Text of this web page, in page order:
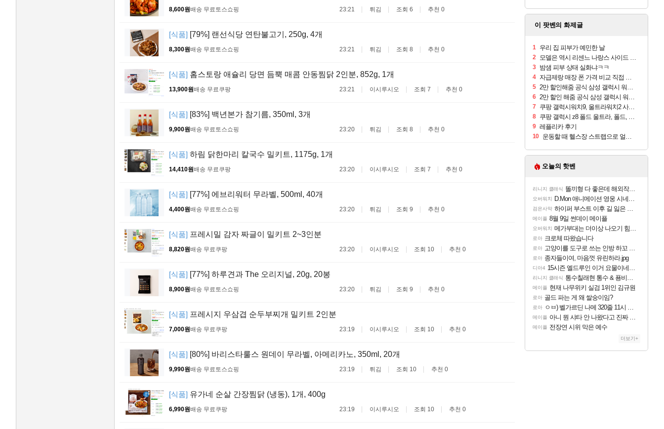
8,600원배송 무료토스쇼핑 23:21 튀김 조회 6 추천 0
[식품] [79%] 랜선식당 연탄불고기, 250g, 4개
8,300원배송 무료토스쇼핑 23:21 튀김 조회 8 추천 0
[식품] 홈스토랑 애슐리 당면 듬뿍 매콤 안동찜닭 2인분, 852g, 1개
13,900원배송 무료쿠팡 23:21 이시루시오 조회 7 추천 0
[식품] [83%] 백년본가 참기름, 350ml, 3개
9,900원배송 무료토스쇼핑 23:20 튀김 조회 8 추천 0
[식품] 하림 닭한마리 칼국수 밀키트, 1175g, 1개
14,410원배송 무료쿠팡 23:20 이시루시오 조회 7 추천 0
[식품] [77%] 에브리워터 무라벨, 500ml, 40개
4,400원배송 무료토스쇼핑 23:20 튀김 조회 9 추천 0
[식품] 프레시밀 감자 짜글이 밀키트 2~3인분
8,820원배송 무료쿠팡 23:20 이시루시오 조회 10 추천 0
[식품] [77%] 하루견과 The 오리지널, 20g, 20봉
8,900원배송 무료토스쇼핑 23:20 튀김 조회 9 추천 0
[식품] 프레시지 우삼겹 순두부찌개 밀키트 2인분
7,000원배송 무료쿠팡 23:19 이시루시오 조회 10 추천 0
[식품] [80%] 바리스타룰스 원데이 무라벨, 아메리카노, 350ml, 20개
9,990원배송 무료토스쇼핑 23:19 튀김 조회 10 추천 0
[식품] 유가네 순살 간장찜닭 (냉동), 1개, 400g
6,990원배송 무료쿠팡 23:19 이시루시오 조회 10 추천 0
이 팟벤의 화제글
1 우리 집 피부가 예민한 날
2 모델은 역시 리센느 나랑스 사이드 1.25L 1박스
3 밤샘 피부 상태 실화냐ㅋㅋ
4 자급제랑 매장 폰 가격 비교 직접 안가도 되네요
5 2만 할인해줌 공식 삼성 갤럭시 워치9 크림, 40mm, 블루투스
6 2만 할인 해줌 공식 삼성 갤럭시 워치9 실버, 44mm, 블루투스
7 쿠팡 갤럭시워치9, 울트라워치2 사전구매 혜택 받아보세요
8 쿠팡 갤럭시 z8 폴드 울트라, 폴드, 플립 사전예약
9 레플리카 후기
10 운동할 때 헬스장 스트랩으로 얼굴 만졌다가 볼 뒤집어짐
오늘의 핫벤
리니지 클래식 똘끼형 다 좋은데 해외작업장 도와주는 짓은 좀 아니지않냐?
오버워치 D.Mon 애니메이션 영웅 시네마틱
검은사막 하이퍼 부스트 이후 길 잃은 뉴비분들!
메이플 8월 9일 썬데이 메이플
오버워치 메가부대는 더이상 나오기 힘들것 같다는 생각임
로아 크로체 따왔습니다
로아 고양이를 도구로 쓰는 인방 하꼬 스트리머 박제합니다.
로아 종자들이여, 마음껏 유린하라.jpg
디아4 15시즌 엘드루인 이거 요물이네요ㅋㅋㅋㅋㅋㅋ
리니지 클래식 통수칠래현 통수 & 푱비서 제 3의 물결
메이플 현재 나무위키 실검 1위인 김규원
로아 골드 파는 게 왜 쌀숭이임?
로아 ㅇㅂ) 벨가르딘 나메 320줄 11시 유기 택틱 소개
메이플 아니 뭔 샤타 안 나왔다고 진짜 화내는 사람도 있네
메이플 전장연 시위 막은 예수
더보기+